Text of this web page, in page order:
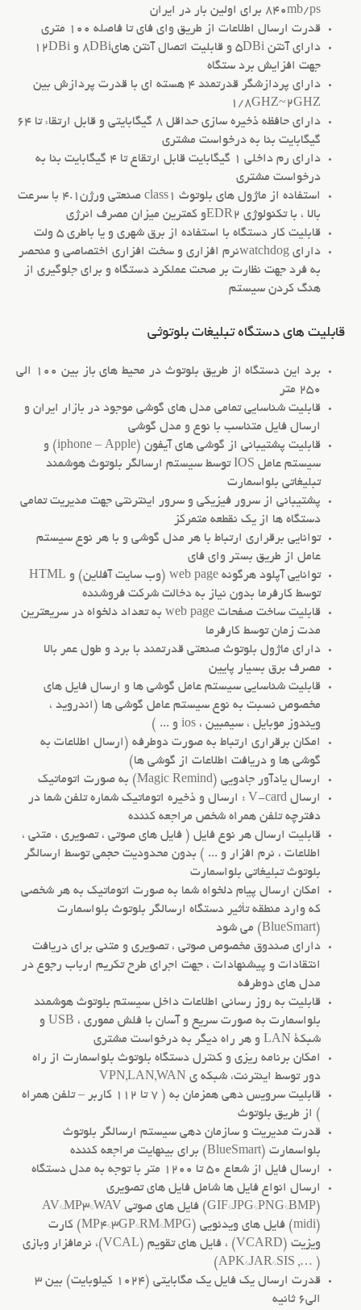
840mb/ps برای اولین بار در ایران
قدرت ارسال اطلاعات از طریق وای فای تا فاصله 100 متری
دارای آنتن 5DBi و قابلیت اتصال آنتن های8DBi و 12DBi
جهت افزایش برد ستگاه
دارای پردازشگر قدرتمند 4 هسته ای با قدرت پردازش بین
1/8GHZ~2GHZ
دارای حافظه ذخیره سازی حداقل 8 گیگابایتی و قابل ارتقاء تا 64
گیگابایت بنا به درخواست مشتری
دارای رم داخلی 1 گیگابایت قابل ارتقاع تا 4 گیگابایت بنا به
درخواست مشتری
استفاده از ماژول های بلوتوث class1 صنعتی ورژن4.1 با سرعت
بالا ، با تکنولوژی EDR2و کمترین میزان مصرف انرژی
قابلیت کار دستگاه با استفاده از برق شهری و یا باطری 5 ولت
دارای watchdogنرم افزاری و سخت افزاری اختصاصی و منحصر
به فرد جهت نظارت بر صحت عملکرد دستگاه و برای جلوگیری از
هنگ کردن سیستم
قابلیت های دستگاه تبلیغات بلوتوثی
برد
این دستگاه از طریق بلوتوث در محیط های باز بین 100 الی
250 متر
قابلیت شناسایی تمامی مدل های گوشی موجود در بازار ایران و
ارسال فایل متناسب با نوع و مدل گوشی
قابلیت پشتیبانی از گوشی های آیفون (iphone – Apple) و
سیستم عامل IOS توسط سیستم ارسالگر بلوتوث هوشمند
تبلیغاتی بلواسمارت
پشتیبانی از سرور فیزیکی و سرور اینترنتی جهت مدیریت تمامی
دستگاه ها از یک نقطعه متمرکز
توانایی برقراری ارتباط با هر مدل گوشی و با هر نوع سیستم
عامل از طریق بستر وای فای
توانایی آپلود هرگونه web page (وب سایت آفلاین) و HTML
توسط کارفرما بدون نیاز به دخالت شرکت فروشنده
قابلیت ساخت صفحات web page به تعداد دلخواه در سریعترین
مدت زمان توسط کارفرما
دارای ماژول بلوتوث صنعتی قدرتمند با برد و طول عمر بالا
مصرف برق بسیار پایین
قابلیت شناسایی سیستم عامل گوشی ها و ارسال فایل های
مخصوص نسبت به نوع سیستم عامل گوشی ها (اندروید ،
ویندوز موبایل ، سیمبین ، ios و ... )
امکان برقراری ارتباط به صورت دوطرفه (ارسال اطلاعات به
گوشی ها و دریافت اطلاعات از گوشی ها)
ارسال یادآور جادویی (Magic Remind) به صورت اتوماتیک
ارسال V-card : ارسال و ذخیره اتوماتیک شماره تلفن شما در
دفترچه تلفن همراه شخص مراجعه کننده
قابلیت ارسال هر نوع فایل ( فایل های صوتی ، تصویری ، متنی ،
اطلاعات ، نرم افزار و ... ) بدون محدودیت حجمی توسط ارسالگر
بلوتوث تبلیغاتی بلواسمارت
امکان ارسال پیام دلخواه شما به صورت اتوماتیک به هر شخصی
که وارد منطقه تأثیر دستگاه ارسالگر بلوتوث بلواسمارت
(BlueSmart) می شود
دارای صندوق مخصوص صوتی ، تصویری و متنی برای دریافت
انتقادات و پیشنهادات ، جهت اجرای طرح تکریم ارباب رجوع در
مدل های دوطرفه
قابلیت به روز رسانی اطلاعات داخل سیستم بلوتوث هوشمند
بلواسمارت به صورت سریع و آسان با فلش مموری ، USB و
شبکۀ LAN و هر راه دیگر به درخواست مشتری
امکان برنامه ریزی و کنترل دستگاه بلوتوث بلواسمارت از راه
دور توسط اینترنت، شبکه ی VPN,LAN,WAN
قابلیت سرویس دهی همزمان به ( 7 تا 112 کاربر – تلفن همراه
) از طریق بلوتوث
قدرت مدیریت و سازمان دهی سیستم ارسالگر بلوتوث
بلواسمارت (BlueSmart) برای بینهایت مراجعه کننده
ارسال فایل از شعاع 50 تا 1200 متر با توجه به مدل دستگاه
ارسال انواع فایل ها شامل فایل های تصویری
(GIF*JPG*PNG*BMP) فایل های صوتی AV*MP3*WAV
(midi) فایل های ویدئویی (MP4*3GP*RM*MPG) کارت
ویزیت (VCARD) ، فایل های تقویم (VCAL)، نرمافزار وبازی
( …, APK*JAR*SIS)
قدرت ارسال یک فایل یک مگابایتی (1024 کیلوبایت) بین 3
الی6 ثانیه